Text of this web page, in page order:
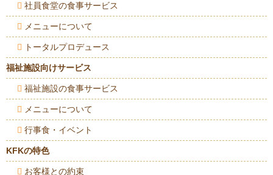
社員食堂の食事サービス
メニューについて
トータルプロデュース
福祉施設向けサービス
福祉施設の食事サービス
メニューについて
行事食・イベント
KFKの特色
お客様との約束